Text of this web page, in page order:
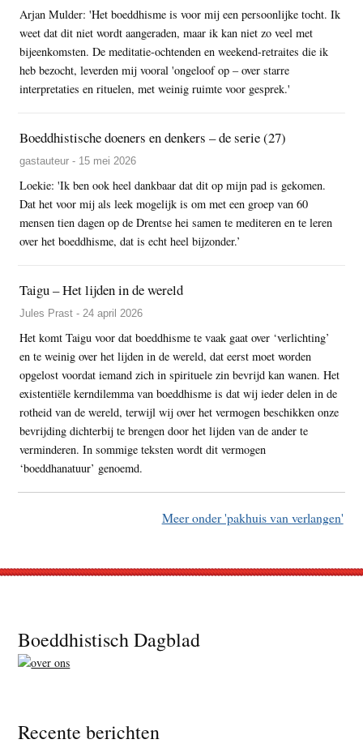
Arjan Mulder: 'Het boeddhisme is voor mij een persoonlijke tocht. Ik
weet dat dit niet wordt aangeraden, maar ik kan niet zo veel met
bijeenkomsten. De meditatie-ochtenden en weekend-retraites die ik
heb bezocht, leverden mij vooral 'ongeloof op – over starre
interpretaties en rituelen, met weinig ruimte voor gesprek.'
Boeddhistische doeners en denkers – de serie (27)
gastauteur - 15 mei 2026
Loekie: 'Ik ben ook heel dankbaar dat dit op mijn pad is gekomen.
Dat het voor mij als leek mogelijk is om met een groep van 60
mensen tien dagen op de Drentse hei samen te mediteren en te leren
over het boeddhisme, dat is echt heel bijzonder.’
Taigu – Het lijden in de wereld
Jules Prast - 24 april 2026
Het komt Taigu voor dat boeddhisme te vaak gaat over ‘verlichting’
en te weinig over het lijden in de wereld, dat eerst moet worden
opgelost voordat iemand zich in spirituele zin bevrijd kan wanen. Het
existentiële kerndilemma van boeddhisme is dat wij ieder delen in de
rotheid van de wereld, terwijl wij over het vermogen beschikken onze
bevrijding dichterbij te brengen door het lijden van de ander te
verminderen. In sommige teksten wordt dit vermogen
‘boeddhanatuur’ genoemd.
Meer onder 'pakhuis van verlangen'
Footer
Boeddhistisch Dagblad
Recente berichten